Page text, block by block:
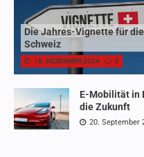
Die Jahres-Vignette für die
Schweiz
18. DEZEMBER 2024 0
E-Mobilität in
die Zukunft
20. September